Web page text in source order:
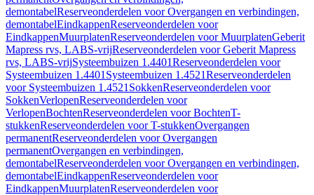
demontabelReserveonderdelen voor Overgangen en verbindingen,
demontabelEindkappenReserveonderdelen voor
EindkappenMuurplatenReserveonderdelen voor MuurplatenGeberit
Mapress rvs, LABS-vrijReserveonderdelen voor Geberit Mapress
rvs, LABS-vrijSysteembuizen 1.4401Reserveonderdelen voor
Systeembuizen 1.4401 Systeembuizen 1.4521Reserveonderdelen
voor Systeembuizen 1.4521 SokkenReserveonderdelen voor
SokkenVerlopenReserveonderdelen voor
VerlopenBochtenReserveonderdelen voor BochtenT-
stukkenReserveonderdelen voor T-stukkenOvergangen
permanentReserveonderdelen voor Overgangen
permanentOvergangen en verbindingen,
demontabelReserveonderdelen voor Overgangen en verbindingen,
demontabelEindkappenReserveonderdelen voor
EindkappenMuurplatenReserveonderdelen voor